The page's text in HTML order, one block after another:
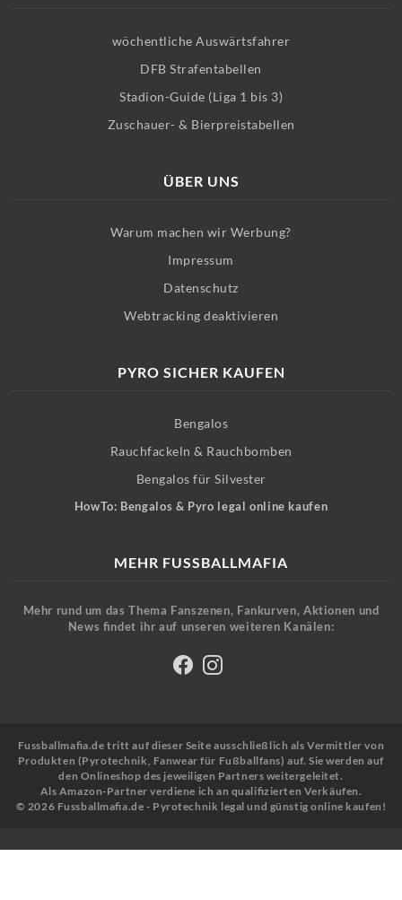
wöchentliche Auswärtsfahrer
DFB Strafentabellen
Stadion-Guide (Liga 1 bis 3)
Zuschauer- & Bierpreistabellen
ÜBER UNS
Warum machen wir Werbung?
Impressum
Datenschutz
Webtracking deaktivieren
PYRO SICHER KAUFEN
Bengalos
Rauchfackeln & Rauchbomben
Bengalos für Silvester
HowTo: Bengalos & Pyro legal online kaufen
MEHR FUSSBALLMAFIA
Mehr rund um das Thema Fanszenen, Fankurven, Aktionen und
News findet ihr auf unseren weiteren Kanälen:
Fussballmafia.de tritt auf dieser Seite ausschließlich als Vermittler von
Produkten (Pyrotechnik, Fanwear für Fußballfans) auf. Sie werden auf
den Onlineshop des jeweiligen Partners weitergeleitet.
Als Amazon-Partner verdiene ich an qualifizierten Verkäufen.
© 2026 Fussballmafia.de - Pyrotechnik legal und günstig online kaufen!